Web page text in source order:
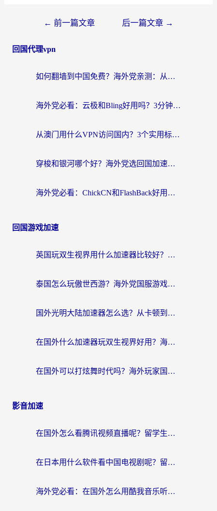
← 前一篇文章 后一篇文章 →
回国代理vpn
如何翻墙到中国免费？海外党亲测：从踩坑到选对加速器的全攻略
海外党必看：云极和Bling好用吗？3分钟教你选对回国加速器
从澳门用什么VPN访问国内？3个实用标准帮你避开坑，无缝刷剧听歌
穿梭和银河哪个好？海外党选回国加速器的避坑指南，附番茄加速器实测体验
海外党必看：ChickCN和FlashBack好用吗？3招教你选对回国加速器（附云极、HomeCN、斧牛vs艾果对比）
回国游戏加速
英国玩双生视界用什么加速器比较好？海外党亲测有效的国服游戏加速方案
泰国怎么玩傲世西游？海外党国服游戏加速终极攻略（附光明大陆量子特攻实测）
国外光明大陆加速器怎么选？从卡顿到丝滑的终极指南（含德国玩走开外星人墨西哥玩俄罗斯方块技巧）
在国外什么加速器玩双生视界好用？海外党亲测不踩坑的终极指南
在国外可以打炫舞时代吗？海外玩家国服游戏加速全攻略（附实测推荐）
影音加速
在国外怎么看腾讯视频直播呢？留学生亲测有效的回国加速指南
在日本用什么软件看中国电视剧呢？留学生亲测有效的回国加速方案
海外党必看：在国外怎么用酷我音乐听音乐？告别“地区不支持”的实用指南